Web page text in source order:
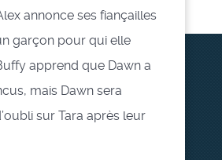
annonce ses fiançailles
garçon pour qui elle
apprend que Dawn a
mais Dawn sera
sur Tara après leur